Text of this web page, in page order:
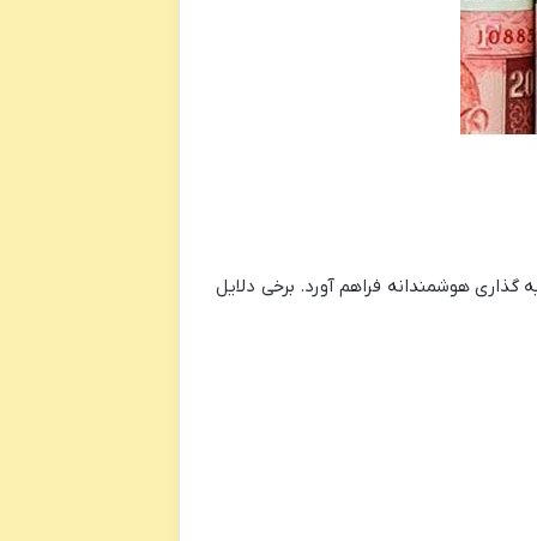
هوشمندانه فراهم آورد. برخی دلایل